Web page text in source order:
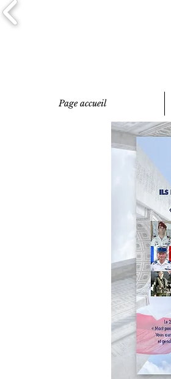
Page accueil